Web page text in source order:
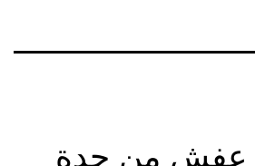
عفش من جدة